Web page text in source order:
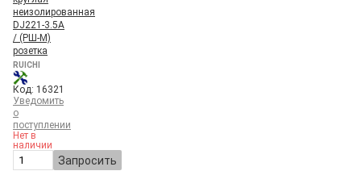
неизолированная
DJ221-3.5A
/ (РШ-М)
розетка
RUICHI
Код: 16321
Уведомить
о
поступлении
Нет в
наличии
Запросить